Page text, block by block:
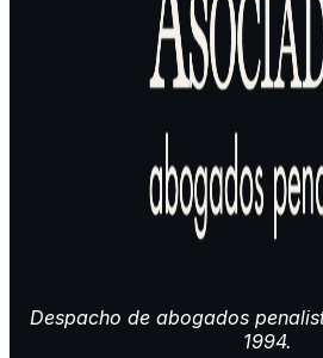
Despacho de abogados
1994.